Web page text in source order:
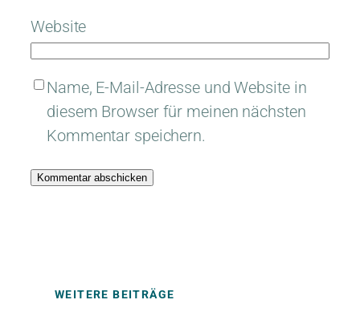
Website
Name, E-Mail-Adresse und Website in
diesem Browser für meinen nächsten
Kommentar speichern.
WEITERE BEITRÄGE